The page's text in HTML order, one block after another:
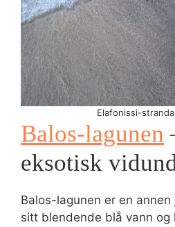
Elafonissi-
Balos-lagunen
eksotisk
Balos-lagunen er en
sitt blendende blå vann og